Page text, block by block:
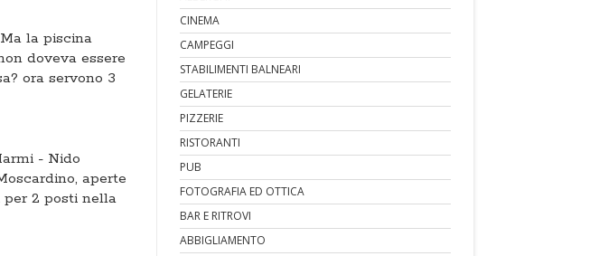
Ma la piscina
doveva essere
ora servono 3
- Nido
aperte
2 posti nella
CINEMA
CAMPEGGI
STABILIMENTI BALNEARI
GELATERIE
PIZZERIE
RISTORANTI
PUB
FOTOGRAFIA ED OTTICA
BAR E RITROVI
ABBIGLIAMENTO